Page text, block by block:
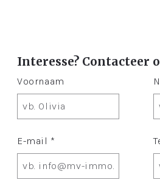
Interesse? Contacteer
Voornaam
E-mail *